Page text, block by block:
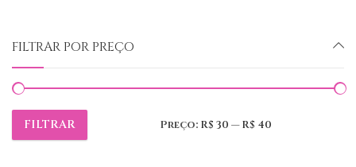
FILTRAR POR PREÇO
Preço
Preço
FILTRAR Preço: R$ 30 —R$ 40